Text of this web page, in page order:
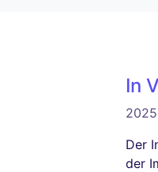
In
Der
der